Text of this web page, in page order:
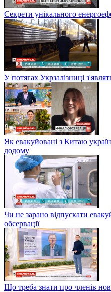
Секрети унікального
У потягах Укрзалізниці
Як евакуйовані з Китаю
додому
Чи не зарано відпускати
обсервації
Що треба знати про членів